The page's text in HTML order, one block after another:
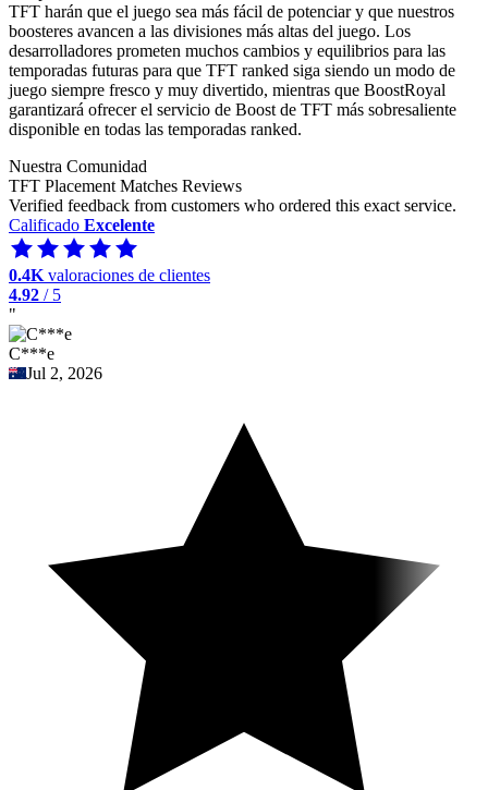
TFT harán que el juego sea más fácil de potenciar y que nuestros
boosteres avancen a las divisiones más altas del juego. Los
desarrolladores prometen muchos cambios y equilibrios para las
temporadas futuras para que TFT ranked siga siendo un modo de
juego siempre fresco y muy divertido, mientras que BoostRoyal
garantizará ofrecer el servicio de Boost de TFT más sobresaliente
disponible en todas las temporadas ranked.
Nuestra Comunidad
TFT Placement Matches Reviews
Verified feedback from customers who ordered this exact service.
Calificado Excelente
0.4K valoraciones de clientes
4.92 / 5
"
C***e
Jul 2, 2026